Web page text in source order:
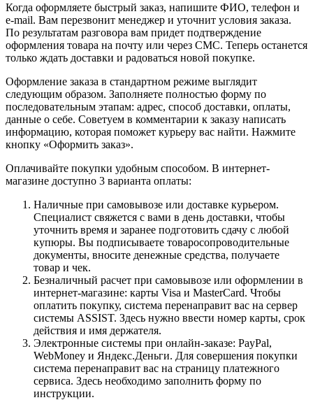
Когда оформляете быстрый заказ, напишите ФИО, телефон и
e-mail. Вам перезвонит менеджер и уточнит условия заказа.
По результатам разговора вам придет подтверждение
оформления товара на почту или через СМС. Теперь останется
только ждать доставки и радоваться новой покупке.
Оформление заказа в стандартном режиме выглядит
следующим образом. Заполняете полностью форму по
последовательным этапам: адрес, способ доставки, оплаты,
данные о себе. Советуем в комментарии к заказу написать
информацию, которая поможет курьеру вас найти. Нажмите
кнопку «Оформить заказ».
Оплачивайте покупки удобным способом. В интернет-
магазине доступно 3 варианта оплаты:
Наличные при самовывозе или доставке курьером.
Специалист свяжется с вами в день доставки, чтобы
уточнить время и заранее подготовить сдачу с любой
купюры. Вы подписываете товаросопроводительные
документы, вносите денежные средства, получаете
товар и чек.
Безналичный расчет при самовывозе или оформлении в
интернет-магазине: карты Visa и MasterCard. Чтобы
оплатить покупку, система перенаправит вас на сервер
системы ASSIST. Здесь нужно ввести номер карты, срок
действия и имя держателя.
Электронные системы при онлайн-заказе: PayPal,
WebMoney и Яндекс.Деньги. Для совершения покупки
система перенаправит вас на страницу платежного
сервиса. Здесь необходимо заполнить форму по
инструкции.